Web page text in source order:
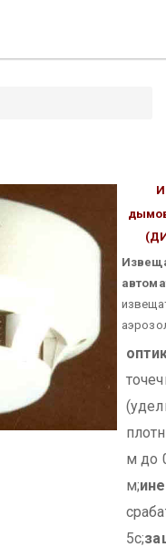
м до
м;
5с;